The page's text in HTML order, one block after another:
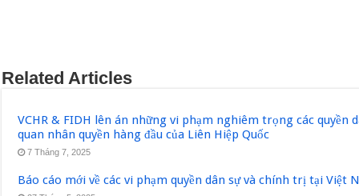
Related Articles
VCHR & FIDH lên án những vi phạm nghiêm trọng các quyền
quan nhân quyền hàng đầu của Liên Hiệp Quốc
7 Tháng 7, 2025
Báo cáo mới về các vi phạm quyền dân sự và chính trị tại Việt